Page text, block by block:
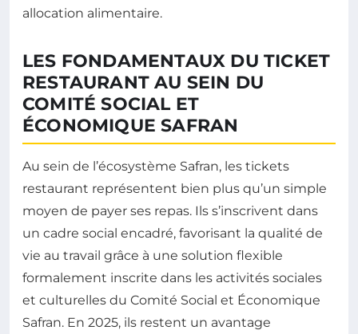
allocation alimentaire.
LES FONDAMENTAUX DU TICKET
RESTAURANT AU SEIN DU
COMITÉ SOCIAL ET
ÉCONOMIQUE SAFRAN
Au sein de l’écosystème Safran, les tickets
restaurant représentent bien plus qu’un simple
moyen de payer ses repas. Ils s’inscrivent dans
un cadre social encadré, favorisant la qualité de
vie au travail grâce à une solution flexible
formalement inscrite dans les activités sociales
et culturelles du Comité Social et Économique
Safran. En 2025, ils restent un avantage